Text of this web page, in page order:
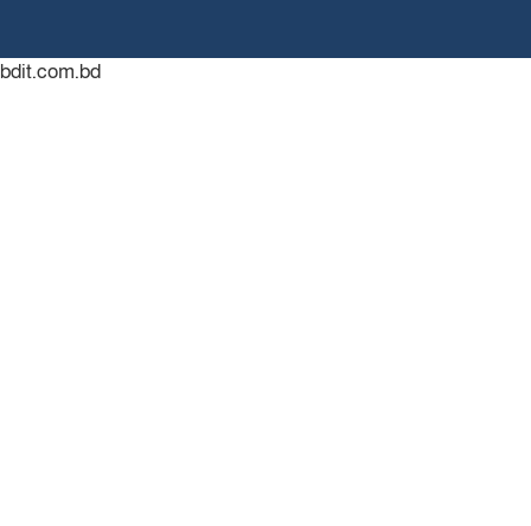
bdit.com.bd